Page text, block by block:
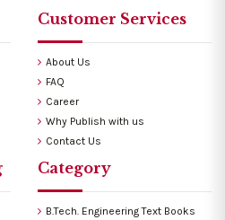
Customer Services
About Us
FAQ
Career
Why Publish with us
Contact Us
Category
B.Tech. Engineering Text Books